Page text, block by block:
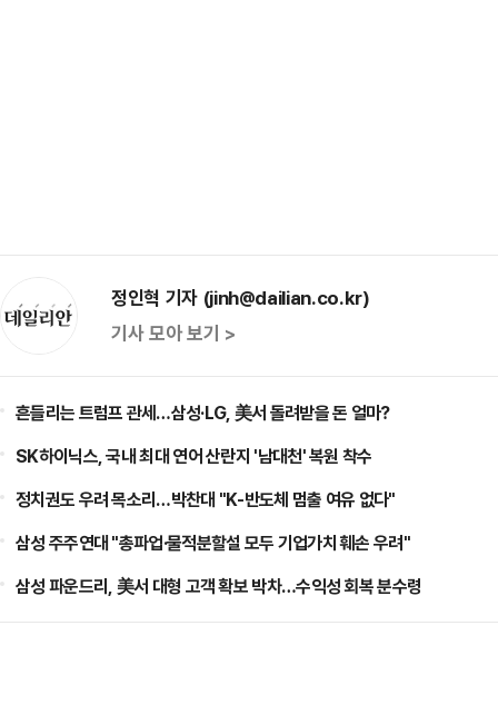
정인혁 기자 (jinh@dailian.co.kr)
기사 모아 보기 >
흔들리는 트럼프 관세…삼성·LG, 美서 돌려받을 돈 얼마?
SK하이닉스, 국내 최대 연어 산란지 '남대천' 복원 착수
정치권도 우려 목소리…박찬대 "K-반도체 멈출 여유 없다"
삼성 주주연대 "총파업·물적분할설 모두 기업가치 훼손 우려"
삼성 파운드리, 美서 대형 고객 확보 박차…수익성 회복 분수령